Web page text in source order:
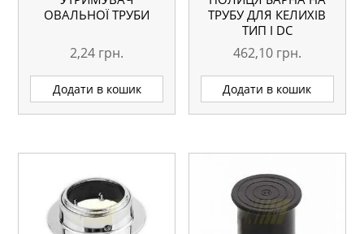
ОВАЛЬНОЇ ТРУБИ
2,24 грн.
Додати в кошик
ТРУБУ ДЛЯ КЕЛИХІВ
ТИП I DC
462,10 грн.
Додати в кошик